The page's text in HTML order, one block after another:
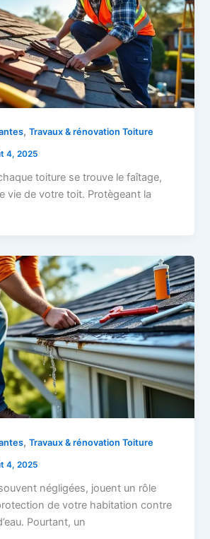
,Travaux & rénovation Toiture
4, 2025
toiture se trouve le faîtage,
vie de votre toit. Protègeant la
,Travaux & rénovation Toiture
4, 2025
négligées, jouent un rôle
de votre habitation contre
Pourtant, un